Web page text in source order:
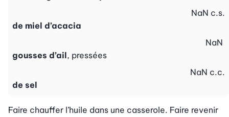
de miel d’acacia
NaN c.s.
gousses d’ail, pressées
NaN
de sel
NaN c.c.
Faire chauffer l’huile dans une casserole. Faire revenir